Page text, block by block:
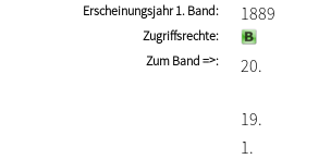
Erscheinungsjahr 1. Band 1889
Zugriffsrechte
Zum Band =>
20
19
1